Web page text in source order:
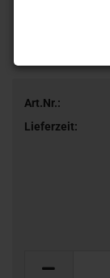
Art.Nr.:
Lieferzeit: